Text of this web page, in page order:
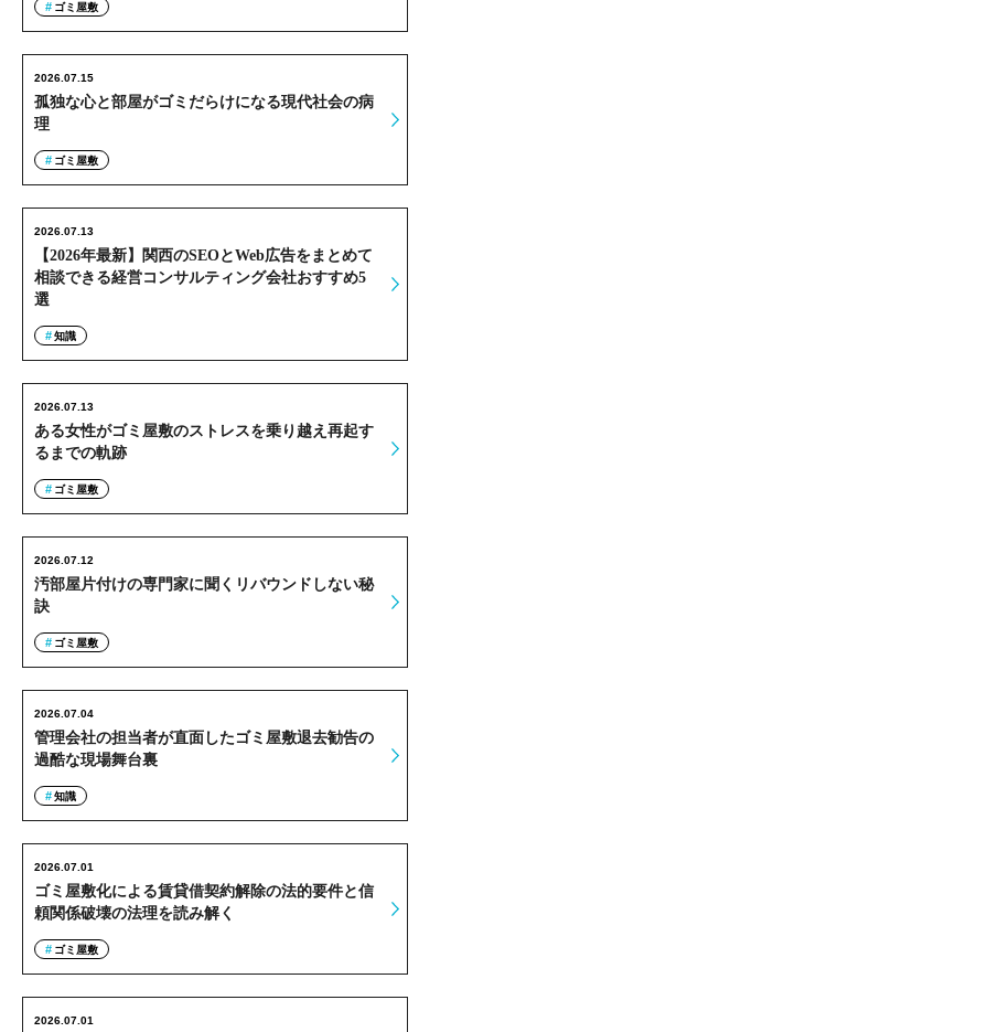
ゴミ屋敷
孤独な心と部屋がゴミだらけになる現代社会の病
理
2026.07.15
ゴミ屋敷
【2026年最新】関西のSEOとWeb広告をまとめて
相談できる経営コンサルティング会社おすすめ5
選
2026.07.13
知識
ある女性がゴミ屋敷のストレスを乗り越え再起す
るまでの軌跡
2026.07.13
ゴミ屋敷
汚部屋片付けの専門家に聞くリバウンドしない秘
訣
2026.07.12
ゴミ屋敷
管理会社の担当者が直面したゴミ屋敷退去勧告の
過酷な現場舞台裏
2026.07.04
知識
ゴミ屋敷化による賃貸借契約解除の法的要件と信
頼関係破壊の法理を読み解く
2026.07.01
ゴミ屋敷
2026.07.01